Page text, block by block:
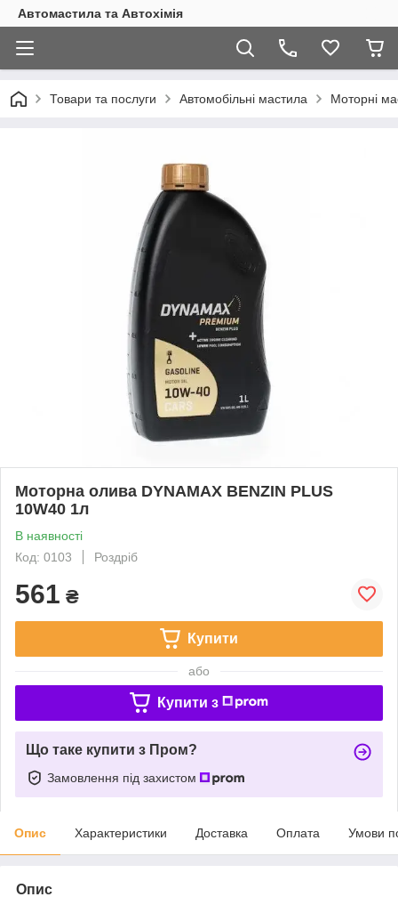
Автомастила та Автохімія
Товари та послуги Автомобільні мастила Моторні
Моторна олива DYNAMAX BENZIN PLUS
10W40 1л
В наявності
Код: 0103
Роздріб
561 ₴
Купити
або
Купити з
Що таке купити з Пром?
Замовлення під захистом
Опис Характеристики Доставка Оплата Умови
Опис